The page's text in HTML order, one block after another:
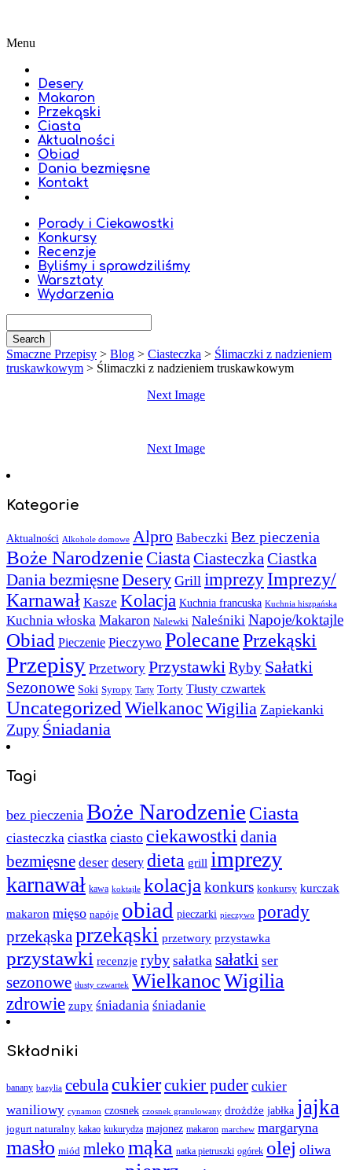
Menu
Desery
Makaron
Przekąski
Ciasta
Aktualności
Obiad
Dania bezmięsne
Kontakt
Porady i Ciekawostki
Konkursy
Recenzje
Byliśmy i sprawdziliśmy
Warsztaty
Wydarzenia
Smaczne Przepisy > Blog > Ciasteczka > Ślimaczki z nadzieniem
truskawkowym > Ślimaczki z nadzieniem truskawkowym
Next Image
Next Image
Kategorie
Aktualności Alkohole domowe Alpro Babeczki Bez pieczenia
Boże NarodzenieCiastaCiasteczkaCiastka
Dania bezmięsneDesery Grill imprezy Imprezy/
Karnawał Kasze Kolacja Kuchnia francuska Kuchnia hiszpańska
Kuchnia włoska Makaron Nalewki Naleśniki Napoje/koktajle
Obiad Pieczenie Pieczywo PolecanePrzekąski
Przepisy Przetwory PrzystawkiRyby Sałatki
Sezonowe Soki Syropy Tarty Torty Tłusty czwartek
UncategorizedWielkanocWigilia Zapiekanki
Zupy Śniadania
Tagi
bez pieczenia Boże Narodzenie Ciasta
ciasteczka ciastka ciasto ciekawostki dania
bezmięsne deser desery dieta grill imprezy
karnawał kawa koktajle kolacja konkurs konkursy kurczak
makaron mięso napóje obiad pieczarki pieczywo porady
przekąskaprzekąski przetwory przystawka
przystawki recenzje ryby sałatka sałatki ser
sezonowe tłusty czwartek WielkanocWigilia
zdrowie zupy śniadania śniadanie
Składniki
banany bazylia cebula cukiercukier puder cukier
waniliowy cynamon czosnek czosnek granulowany drożdże jabłka jajka
jogurt naturalny kakao kukurydza majonez makaron marchew margaryna
masło miód mleko mąka natka pietruszki ogórek olej oliwa